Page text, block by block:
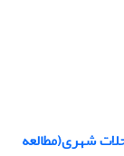
شهری(مطالعه